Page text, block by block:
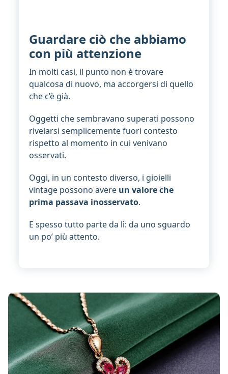
Guardare ciò che abbiamo
con più attenzione
In molti casi, il punto non è trovare
qualcosa di nuovo, ma accorgersi di quello
che c’è già.
Oggetti che sembravano superati possono
rivelarsi semplicemente fuori contesto
rispetto al momento in cui venivano
osservati.
Oggi, in un contesto diverso, i gioielli
vintage possono avere un valore che
prima passava inosservato.
E spesso tutto parte da lì: da uno sguardo
un po’ più attento.